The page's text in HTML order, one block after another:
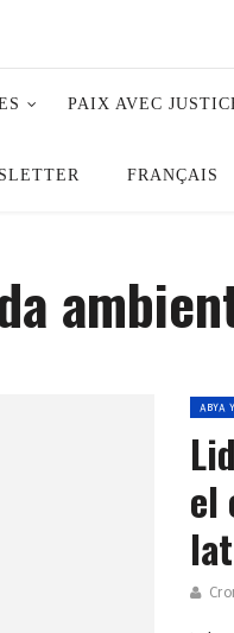
PAIX AVEC
FRANÇAIS
ABYA
el